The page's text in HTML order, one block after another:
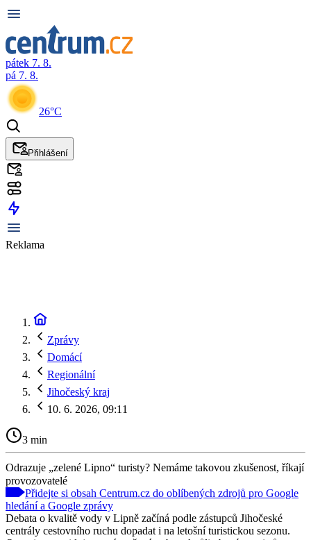
pátek 7. 8.
pá 7. 8.
26°C
Přihlášení
Reklama
Zprávy
Domácí
Regionální
Jihočeský kraj
10. 6. 2026, 09:11
3 min
Odrazuje „zelené Lipno“ turisty? Nemáme takovou zkušenost, říkají
provozovatelé
Přidejte si obsah Centrum.cz do oblíbených zdrojů pro Google
hledání a Google zprávy
Debata o kvalitě vody v Lipně začíná podle zástupců Jihočeské
centrály cestovního ruchu dopadat i na letošní turistickou sezonu.